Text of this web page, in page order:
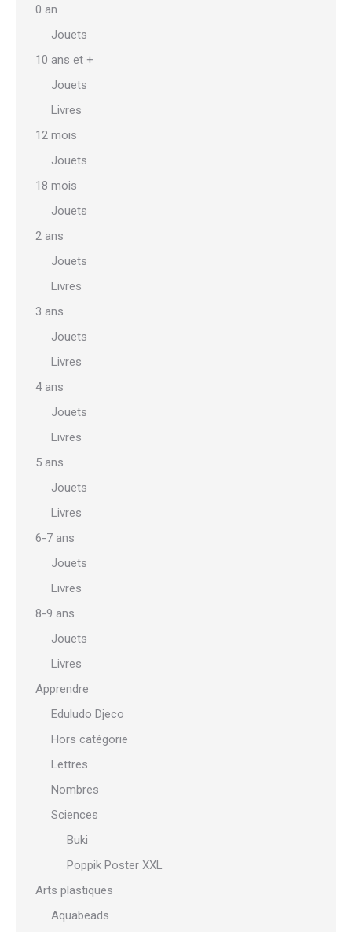
0 an
Jouets
10 ans et +
Jouets
Livres
12 mois
Jouets
18 mois
Jouets
2 ans
Jouets
Livres
3 ans
Jouets
Livres
4 ans
Jouets
Livres
5 ans
Jouets
Livres
6-7 ans
Jouets
Livres
8-9 ans
Jouets
Livres
Apprendre
Eduludo Djeco
Hors catégorie
Lettres
Nombres
Sciences
Buki
Poppik Poster XXL
Arts plastiques
Aquabeads